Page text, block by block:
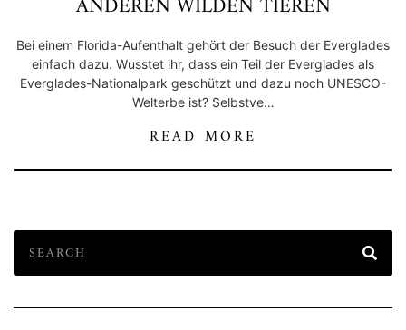
Bei einem Florida-Aufenthalt gehört der Besuch der Everglades
einfach dazu. Wusstet ihr, dass ein Teil der Everglades als
Everglades-Nationalpark geschützt und dazu noch UNESCO-
Welterbe ist? Selbstve…
READ MORE